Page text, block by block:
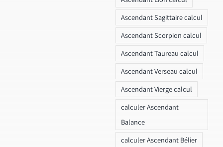
Ascendant Sagittaire calcul
Ascendant Scorpion calcul
Ascendant Taureau calcul
Ascendant Verseau calcul
Ascendant Vierge calcul
calculer Ascendant
Balance
calculer Ascendant Bélier